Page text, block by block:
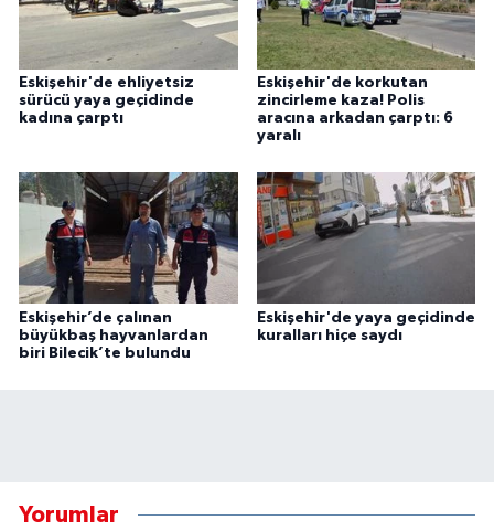
Eskişehir'de ehliyetsiz
sürücü yaya geçidinde
kadına çarptı
Eskişehir'de korkutan
zincirleme kaza! Polis
aracına arkadan çarptı: 6
yaralı
Eskişehir’de çalınan
büyükbaş hayvanlardan
biri Bilecik’te bulundu
Eskişehir'de yaya geçidinde
kuralları hiçe saydı
Yorumlar